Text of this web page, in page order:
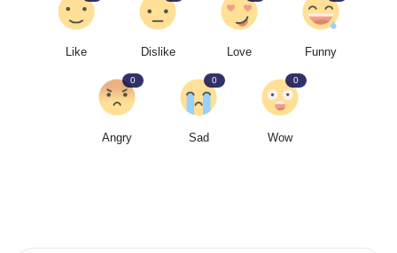
Like Dislike Love Funny
Angry
0
Sad
0
Wow
0